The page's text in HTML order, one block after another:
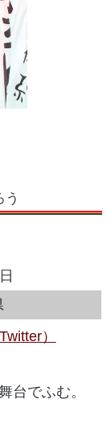
う
）
台でふむ。